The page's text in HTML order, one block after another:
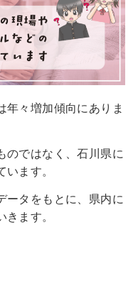
年々増加傾向にありま
のではなく、石川県に
ます。
ータをもとに、県内に
ます。